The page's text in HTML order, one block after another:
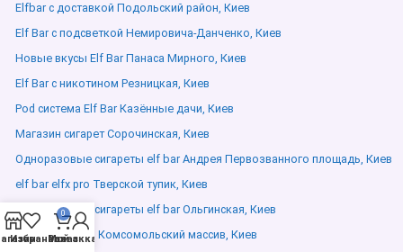
Elfbar с доставкой Подольский район, Киев
Elf Bar с подсветкой Немировича-Данченко, Киев
Новые вкусы Elf Bar Панаса Мирного, Киев
Elf Bar с никотином Резницкая, Киев
Pod система Elf Bar Казённые дачи, Киев
Магазин сигарет Сорочинская, Киев
Одноразовые сигареты elf bar Андрея Первозванного площадь, Киев
elf bar elfx pro Тверской тупик, Киев
Одноразовые сигареты elf bar Ольгинская, Киев
Elfliq жидкости Комсомольский массив, Киев
Избранное
0
Заказ
Мой аккаунт